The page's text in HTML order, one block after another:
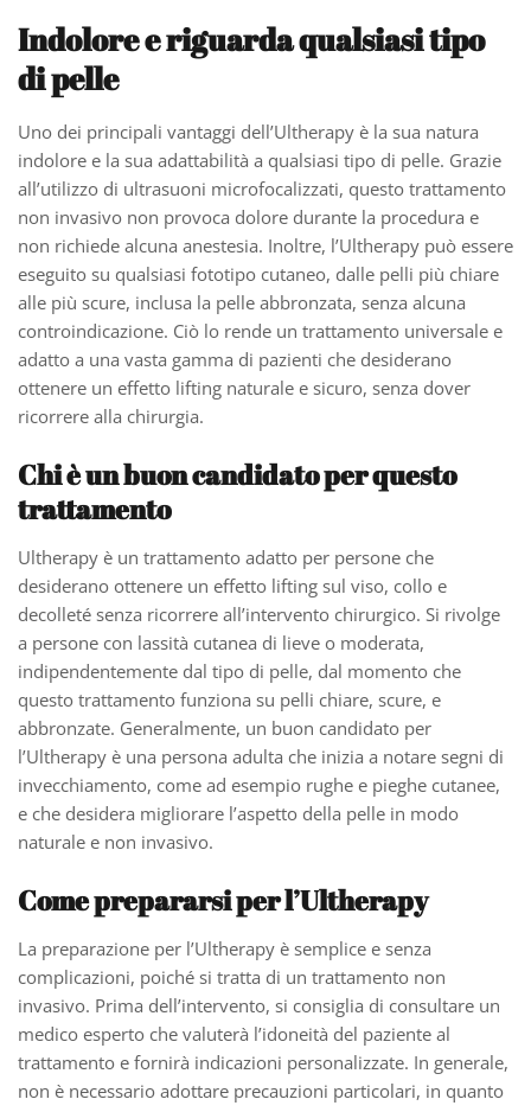
Indolore e riguarda qualsiasi tipo
di pelle
Uno dei principali vantaggi dell’Ultherapy è la sua natura
indolore e la sua adattabilità a qualsiasi tipo di pelle. Grazie
all’utilizzo di ultrasuoni microfocalizzati, questo trattamento
non invasivo non provoca dolore durante la procedura e
non richiede alcuna anestesia. Inoltre, l’Ultherapy può essere
eseguito su qualsiasi fototipo cutaneo, dalle pelli più chiare
alle più scure, inclusa la pelle abbronzata, senza alcuna
controindicazione. Ciò lo rende un trattamento universale e
adatto a una vasta gamma di pazienti che desiderano
ottenere un effetto lifting naturale e sicuro, senza dover
ricorrere alla chirurgia.
Chi è un buon candidato per questo
trattamento
Ultherapy è un trattamento adatto per persone che
desiderano ottenere un effetto lifting sul viso, collo e
decolleté senza ricorrere all’intervento chirurgico. Si rivolge
a persone con lassità cutanea di lieve o moderata,
indipendentemente dal tipo di pelle, dal momento che
questo trattamento funziona su pelli chiare, scure, e
abbronzate. Generalmente, un buon candidato per
l’Ultherapy è una persona adulta che inizia a notare segni di
invecchiamento, come ad esempio rughe e pieghe cutanee,
e che desidera migliorare l’aspetto della pelle in modo
naturale e non invasivo.
Come prepararsi per l’Ultherapy
La preparazione per l’Ultherapy è semplice e senza
complicazioni, poiché si tratta di un trattamento non
invasivo. Prima dell’intervento, si consiglia di consultare un
medico esperto che valuterà l’idoneità del paziente al
trattamento e fornirà indicazioni personalizzate. In generale,
non è necessario adottare precauzioni particolari, in quanto